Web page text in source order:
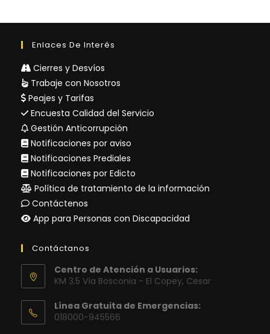
Enlaces De Interés
Cierres y Desvíos
Trabaje con Nosotros
Peajes y Tarifas
Encuesta Calidad del Servicio
Gestión Anticorrupción
Notificaciones por aviso
Notificaciones Prediales
Notificaciones por Edicto
Política de tratamiento de la información
Contáctenos
App para Personas con Discapacidad
Contáctanos
Centro de Atención a Usuarios:
KM 3.5 Vía Bosconia - El Copey, Cesar
Línea Gratuita de Emergencias:
018000-945566